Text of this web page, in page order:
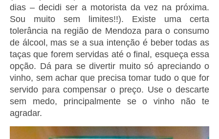
dias – decidi ser a motorista da vez na próxima.
Sou muito sem limites!!). Existe uma certa
tolerância na região de Mendoza para o consumo
de álcool, mas se a sua intenção é beber todas as
taças que forem servidas até o final, esqueça essa
opção. Dá para se divertir muito só apreciando o
vinho, sem achar que precisa tomar tudo o que for
servido para compensar o preço. Use o descarte
sem medo, principalmente se o vinho não te
agradar.